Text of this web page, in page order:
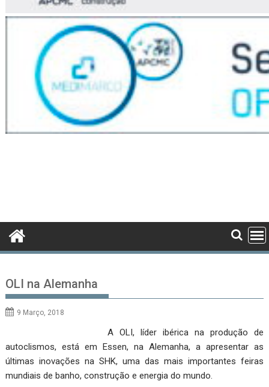
OLI na Alemanha
9 Março, 2018
A OLI, líder ibérica na produção de
autoclismos, está em Essen, na Alemanha, a apresentar as
últimas inovações na SHK, uma das mais importantes feiras
mundiais de banho, construção e energia do mundo.